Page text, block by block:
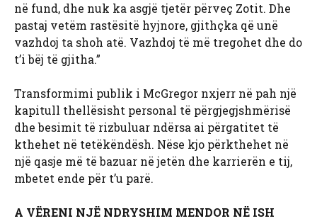
në fund, dhe nuk ka asgjë tjetër përveç Zotit. Dhe
pastaj vetëm rastësitë hyjnore, gjithçka që unë
vazhdoj ta shoh atë. Vazhdoj të më tregohet dhe do
t’i bëj të gjitha.”
Transformimi publik i McGregor nxjerr në pah një
kapitull thellësisht personal të përgjegjshmërisë
dhe besimit të rizbuluar ndërsa ai përgatitet të
kthehet në tetëkëndësh. Nëse kjo përkthehet në
një qasje më të bazuar në jetën dhe karrierën e tij,
mbetet ende për t’u parë.
A VËRENI NJË NDRYSHIM MENDOR NË ISH